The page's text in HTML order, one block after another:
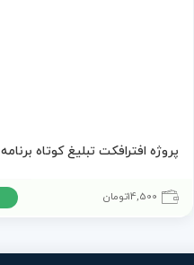
پروژه افترافکت تبلیغ کوتاه برنامه
14,500تومان